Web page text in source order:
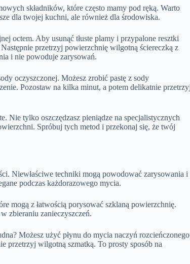
składników, które często mamy pod ręką. Warto
dla twojej kuchni, ale również dla środowiska.
octem. Aby usunąć tłuste plamy i przypalone resztki
przetrzyj powierzchnię wilgotną ściereczką z
i nie powoduje zarysowań.
oczyszczonej. Możesz zrobić pastę z sody
Pozostaw na kilka minut, a potem delikatnie
Nie tylko oszczędzasz pieniądze na specjalistycznych
Spróbuj tych metod i przekonaj się, że twój
Niewłaściwe techniki mogą powodować zarysowania i
podczas każdorazowego mycia.
mogą z łatwością porysować szklaną powierzchnię.
zbieraniu zanieczyszczeń.
Możesz użyć płynu do mycia naczyń rozcieńczonego
przetrzyj wilgotną szmatką. To prosty sposób na